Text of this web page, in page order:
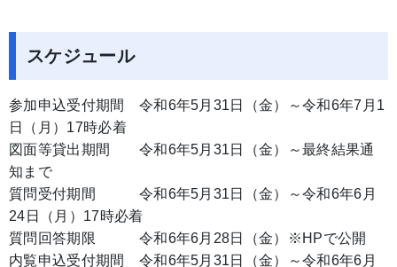
スケジュール
参加申込受付期間 令和6年5月31日（金）～令和6年7月1
日（月）17時必着
図面等貸出期間 令和6年5月31日（金）～最終結果通
知まで
質問受付期間 令和6年5月31日（金）～令和6年6月
24日（月）17時必着
質問回答期限 令和6年6月28日（金）※HPで公開
内覧申込受付期間 令和6年5月31日（金）～令和6年6月